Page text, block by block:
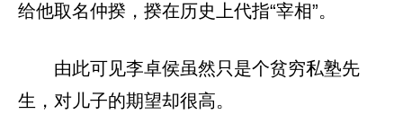
给他取名仲揆，揆在历史上代指“宰相”。
由此可见李卓侯虽然只是个贫穷私塾先
生，对儿子的期望却很高。